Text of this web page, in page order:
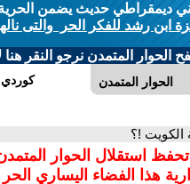
حديث يضمن الحرية
ابن رشد للفكر الحر والتى
الحوار المتمدن نرجو النقر هنا
الحوار المتمدن كوردي
الكويت !؟
تحفظ استقلال الحوار
هذا الفضاء اليساري الحر